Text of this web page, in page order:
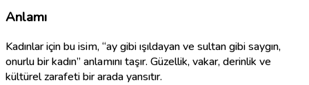
Anlamı
Kadınlar için bu isim, “ay gibi ışıldayan ve sultan gibi saygın,
onurlu bir kadın” anlamını taşır. Güzellik, vakar, derinlik ve
kültürel zarafeti bir arada yansıtır.